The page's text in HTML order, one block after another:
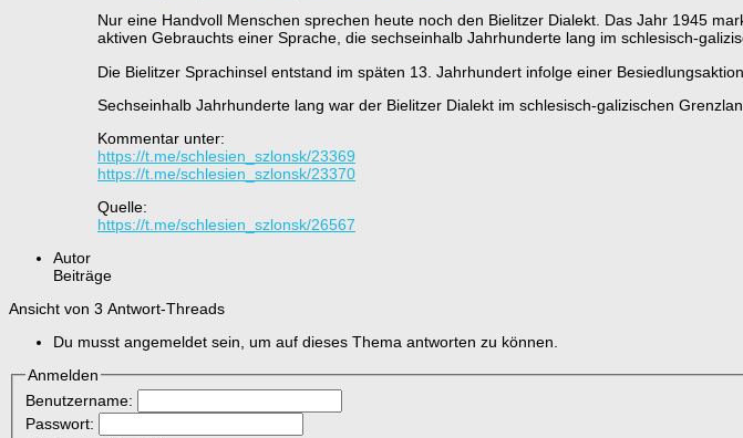
Nur eine Handvoll Menschen sprechen heute noch den Bielitzer Dialekt. Das Jahr 1945
aktiven Gebrauchts einer Sprache, die sechseinhalb Jahrhunderte lang im schlesisch-
Die Bielitzer Sprachinsel entstand im späten 13. Jahrhundert infolge einer
Sechseinhalb Jahrhunderte lang war der Bielitzer Dialekt im schlesisch-galizischen
Kommentar unter:
https://t.me/schlesien_szlonsk/23369
https://t.me/schlesien_szlonsk/23370
Quelle:
https://t.me/schlesien_szlonsk/26567
Autor
Beiträge
Ansicht von 3 Antwort-Threads
Du musst angemeldet sein, um auf dieses Thema antworten zu können.
Anmelden
Benutzername:
Passwort: